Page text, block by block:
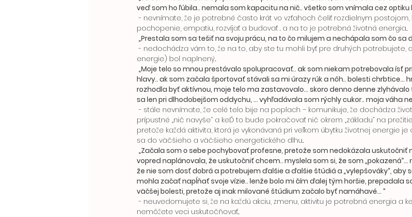
veď som ho ľúbila.. nemala som kapacitu na nič.. všetko som vnímala cez optiku
- nevnímate, že je potrebné často krát vo vzťahoch čeliť rozdielnym postojom, komunikovať, mať
pochopenie, empatiu, rozvíjať a budovať .. a na to je potrebná životná energia...
„Prestala som sa tešiť na svoju prácu, na to čo milujem a nechápala som čo sa
- nedochádza vám to, že na to, aby ste tu mohli byť pre druhých potrebujete, aby váš pohár (pohár
energie) bol naplnený...
„Moje telo so mnou prestávalo spolupracovať.. ak som niekam potrebovala ísť
hlavy.. ak som začala športovať stávali sa mi úrazy rúk a nôh.. bolesti chrbtice...
rozhodla byť aktívnou, moje telo ma zastavovalo... skoro denno denne
sa len pri dlhodobejšom oddychu, ... vyhľadávala som rýchly cukor.. moja váha
- stále nevnímate, že celé telo bije na poplach – komunikuje, že dochádza životná energia a že nie je
prípustné „nič navyše“ a keĎ to bude pokračovať nič okrem „základu“ na
pretože každá aktivita, ktorá je vykonávaná pri veľkom úbytku životnej energie
sa do väčšieho a väčšieho energetického dlhu...
„Začala som o sebe pochybovať profesne, pretože som nedokázala uskutočniť
vopred naplánovala, že uskutočniť chcem.. myslela som si, že som
že nie som dosť dobrá a potrebujem ďalšie a ďalšie štúdiá a „vylepšováky“, aby
mohla začať napĺňať svoje vízie.. lenže bolo mi čím ďalej tým horšie, prepadala
väčšej bolesti, pretože aj inak milované štúdium začalo byť namáhavé... “
- neuvedomujete si, že na každú akciu, zmenu, aktivitu je potrebná energia a keď ju nemáte,
nemôžete veci uskutočňovať...